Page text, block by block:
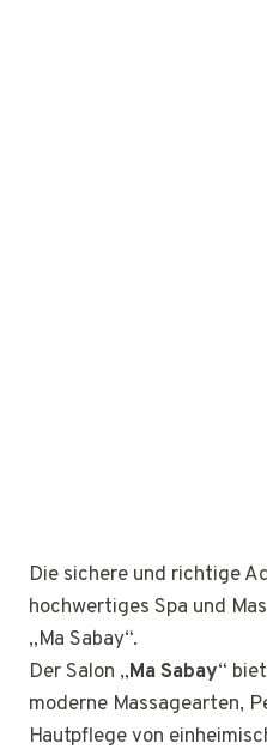
Die sichere und richtige
hochwertiges Spa und
„Ma Sabay“.
Der Salon „Ma Sabay“
moderne Massagearten,
Hautpflege von